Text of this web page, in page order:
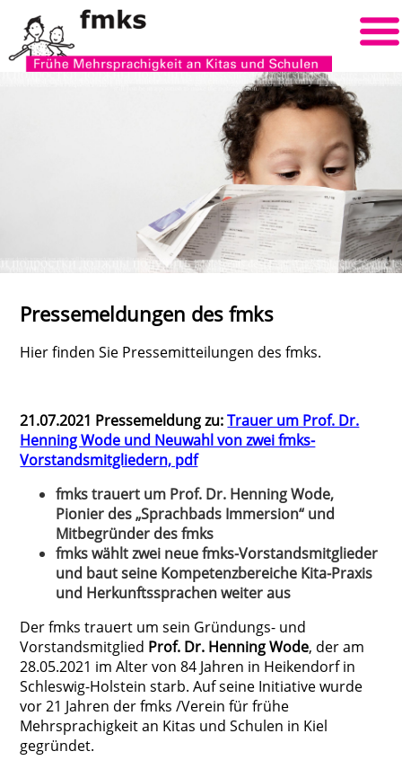
Pressemeldungen des fmks
Hier finden Sie Pressemitteilungen des fmks.
21.07.2021 Pressemeldung zu:Trauer um Prof. Dr.
Henning Wode und Neuwahl von zwei fmks-
Vorstandsmitgliedern, pdf
fmks trauert um Prof. Dr. Henning Wode,
Pionier des „Sprachbads Immersion“ und
Mitbegründer des fmks
fmks wählt zwei neue fmks-Vorstandsmitglieder
und baut seine Kompetenzbereiche Kita-Praxis
und Herkunftssprachen weiter aus
Der fmks trauert um sein Gründungs- und
Vorstandsmitglied Prof. Dr. Henning Wode, der am
28.05.2021 im Alter von 84 Jahren in Heikendorf in
Schleswig-Holstein starb. Auf seine Initiative wurde
vor 21 Jahren der fmks /Verein für frühe
Mehrsprachigkeit an Kitas und Schulen in Kiel
gegründet.